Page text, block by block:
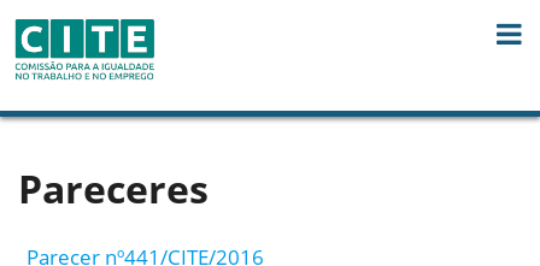
Pareceres
Parecer nº441/CITE/2016